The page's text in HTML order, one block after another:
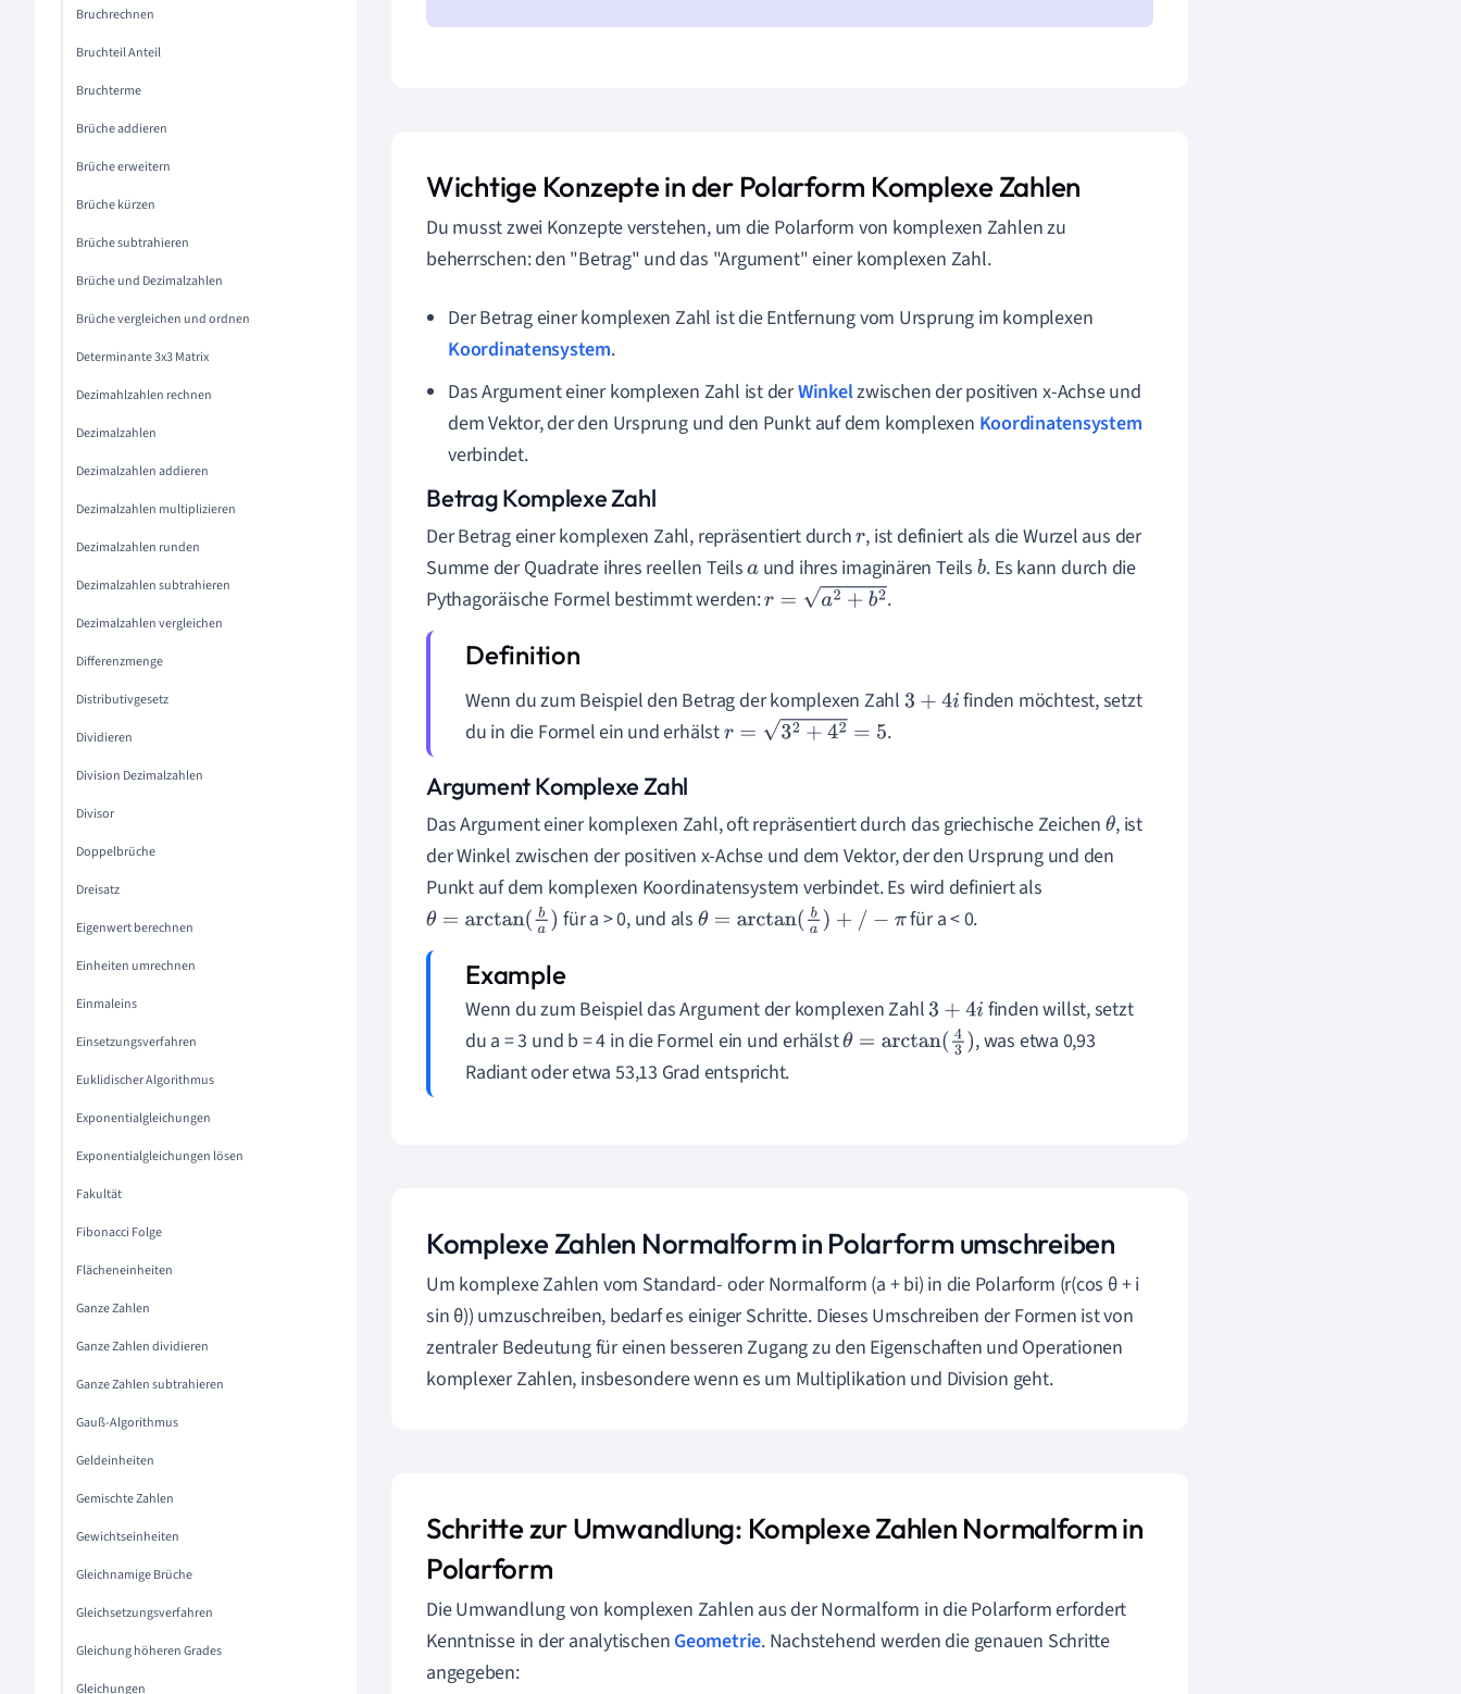
Bruchrechnen
Bruchteil Anteil
Bruchterme
Brüche addieren
Brüche erweitern
Brüche kürzen
Brüche subtrahieren
Brüche und Dezimalzahlen
Brüche vergleichen und ordnen
Determinante 3x3 Matrix
Dezimahlzahlen rechnen
Dezimalzahlen
Dezimalzahlen addieren
Dezimalzahlen multiplizieren
Dezimalzahlen runden
Dezimalzahlen subtrahieren
Dezimalzahlen vergleichen
Differenzmenge
Distributivgesetz
Dividieren
Division Dezimalzahlen
Divisor
Doppelbrüche
Dreisatz
Eigenwert berechnen
Einheiten umrechnen
Einmaleins
Einsetzungsverfahren
Euklidischer Algorithmus
Exponentialgleichungen
Exponentialgleichungen lösen
Fakultät
Fibonacci Folge
Flächeneinheiten
Ganze Zahlen
Ganze Zahlen dividieren
Ganze Zahlen subtrahieren
Gauß-Algorithmus
Geldeinheiten
Gemischte Zahlen
Gewichtseinheiten
Gleichnamige Brüche
Gleichsetzungsverfahren
Gleichung höheren Grades
Gleichungen
Wichtige Konzepte in der Polarform Komplexe Zahlen
Du musst zwei Konzepte verstehen, um die Polarform von komplexen Zahlen zu
beherrschen: den "Betrag" und das "Argument" einer komplexen Zahl.
Der Betrag einer komplexen Zahl ist die Entfernung vom Ursprung im komplexen
Koordinatensystem.
Das Argument einer komplexen Zahl ist derWinkelzwischen der positiven x-Achse und
dem Vektor, der den Ursprung und den Punkt auf dem komplexen Koordinatensystem
verbindet.
Betrag Komplexe Zahl
Der Betrag einer komplexen Zahl, repräsentiert durchr, ist definiert als die Wurzel aus der
Summe der Quadrate ihres reellen Teilsaund ihres imaginären Teils b. Es kann durch die
Pythagoräische Formel bestimmt werden:r= a2 +b2 .
Wenn du zum Beispiel den Betrag der komplexen Zahl 3+4i
finden möchtest, setzt
du in die Formel ein und erhälstr= 32 +42=5 .
Argument Komplexe Zahl
Das Argument einer komplexen Zahl, oft repräsentiert durch das griechische Zeichen θ, ist
der Winkel zwischen der positiven x-Achse und dem Vektor, der den Ursprung und den
Punkt auf dem komplexen Koordinatensystem verbindet. Es wird definiert als
θ=arctan(ba) für a > 0, und als θ=arctan(ba)+/−π für a < 0.
Wenn du zum Beispiel das Argument der komplexen Zahl 3 +4i
finden willst, setzt
du a = 3 und b = 4 in die Formel ein und erhälstθ=arctan(43)
, was etwa 0,93
Radiant oder etwa 53,13 Grad entspricht.
Komplexe Zahlen Normalform in Polarform umschreiben
Um komplexe Zahlen vom Standard- oder Normalform (a + bi) in die Polarform (r(cos θ + i
sin θ)) umzuschreiben, bedarf es einiger Schritte. Dieses Umschreiben der Formen ist von
zentraler Bedeutung für einen besseren Zugang zu den Eigenschaften und Operationen
komplexer Zahlen, insbesondere wenn es um Multiplikation und Division geht.
Schritte zur Umwandlung: Komplexe Zahlen Normalform in
Polarform
Die Umwandlung von komplexen Zahlen aus der Normalform in die Polarform erfordert
Kenntnisse in der analytischen Geometrie. Nachstehend werden die genauen Schritte
angegeben: